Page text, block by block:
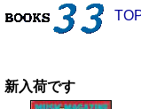
新入荷です